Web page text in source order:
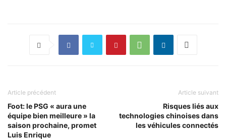
Article précédent
Foot: le PSG « aura une
équipe bien meilleure » la
saison prochaine, promet
Luis Enrique
Article suivant
Risques liés aux
technologies chinoises dans
les véhicules connectés